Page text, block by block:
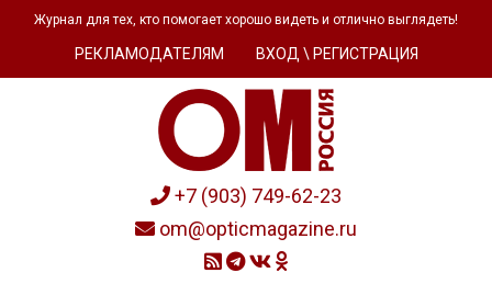
Журнал для тех, кто помогает хорошо видеть и отлично выглядеть!
РЕКЛАМОДАТЕЛЯМ ВХОД \ РЕГИСТРАЦИЯ
+7 (903) 749-62-23
om@opticmagazine.ru